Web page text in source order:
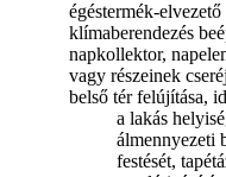
égéstermék-
klímaberendezés
napkollektor,
vagy részeinek
belső tér felújítása,
a lakás
álmennyezeti
festését,